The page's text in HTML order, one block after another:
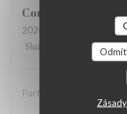
Coralie
2026-07-05
- 12:15 -
Služba
Atmosféra:
Parfait comme toujours !